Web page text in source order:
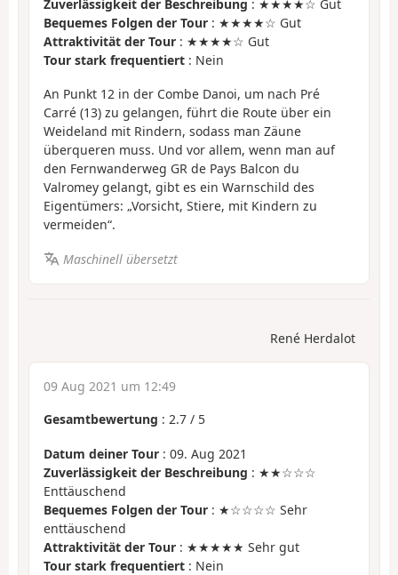
Zuverlässigkeit der Beschreibung : ★★★★☆ Gut
Bequemes Folgen der Tour : ★★★★☆ Gut
Attraktivität der Tour : ★★★★☆ Gut
Tour stark frequentiert : Nein
An Punkt 12 in der Combe Danoi, um nach Pré
Carré (13) zu gelangen, führt die Route über ein
Weideland mit Rindern, sodass man Zäune
überqueren muss. Und vor allem, wenn man auf
den Fernwanderweg GR de Pays Balcon du
Valromey gelangt, gibt es ein Warnschild des
Eigentümers: „Vorsicht, Stiere, mit Kindern zu
vermeiden“.
Maschinell übersetzt
René Herdalot
09 Aug 2021 um 12:49
Gesamtbewertung : 2.7 / 5
Datum deiner Tour : 09. Aug 2021
Zuverlässigkeit der Beschreibung : ★★☆☆☆
Enttäuschend
Bequemes Folgen der Tour : ★☆☆☆☆ Sehr
enttäuschend
Attraktivität der Tour : ★★★★★ Sehr gut
Tour stark frequentiert : Nein